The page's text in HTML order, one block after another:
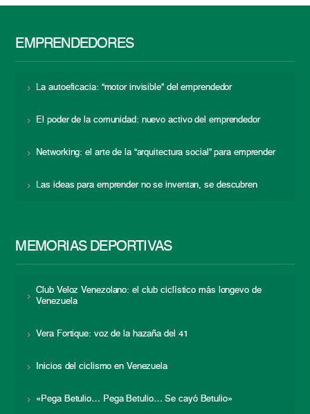
EMPRENDEDORES
La autoeficacia: “motor invisible” del emprendedor
El poder de la comunidad: nuevo activo del emprendedor
Networking: el arte de la “arquitectura social” para emprender
Las ideas para emprender no se inventan, se descubren
MEMORIAS DEPORTIVAS
Club Veloz Venezolano: el club ciclístico más longevo de
Venezuela
Vera Fortique: voz de la hazaña del 41
Inicios del ciclismo en Venezuela
«Pega Betulio… Pega Betulio… Se cayó Betulio»